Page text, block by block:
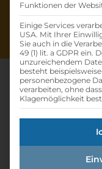
Lehrling
/m /d)
Offene
Funktionen der
Einige Services
USA. Mit Ihrer
Sie auch in die
49 (1) lit. a GDPR ein.
unzureichendem
besteht
personenbezogene
verarbeiten, ohne
Klagemöglichkeit